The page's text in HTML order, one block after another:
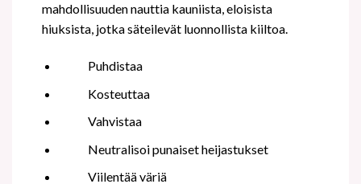
mahdollisuuden nauttia kauniista, eloisista
hiuksista, jotka säteilevät luonnollista kiiltoa.
Puhdistaa
Kosteuttaa
Vahvistaa
Neutralisoi punaiset heijastukset
Viilentää väriä